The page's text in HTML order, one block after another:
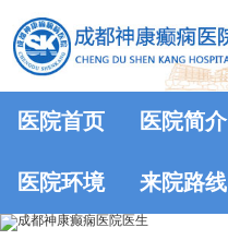
医院首页 医院简介
医院环境 来院路线